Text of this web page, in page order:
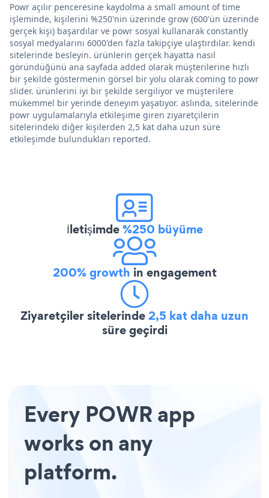
Powr açılır penceresine kaydolma a small amount of time
işleminde, kişilerini %250'nin üzerinde grow (600'ün üzerinde
gerçek kişi) başardılar ve powr sosyal kullanarak constantly
sosyal medyalarını 6000'den fazla takipçiye ulaştırdılar. kendi
sitelerinde besleyin. ürünlerin gerçek hayatta nasıl
göründüğünü ana sayfada added olarak müşterilerine hızlı
bir şekilde göstermenin görsel bir yolu olarak coming to powr
slider. ürünlerini iyi bir şekilde sergiliyor ve müşterilere
mükemmel bir yerinde deneyim yaşatıyor. aslında, sitelerinde
powr uygulamalarıyla etkileşime giren ziyaretçilerin
sitelerindeki diğer kişilerden 2,5 kat daha uzun süre
etkileşimde bulundukları reported.
İletişimde%250 büyüme
200% growth in engagement
Ziyaretçiler sitelerinde2,5 kat daha uzun
süre geçirdi
Every POWR app
works on any
platform.